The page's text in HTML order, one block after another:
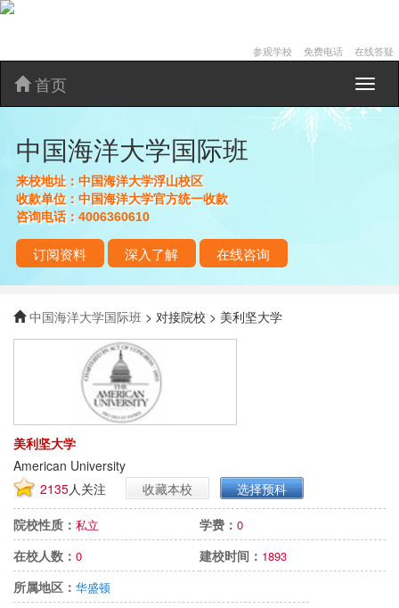
在线答疑
免费电话
参观学校
中
国
首页
中国海洋大学国际班
来校地址： 中国海洋大学浮山校区
收款单位： 中国海洋大学官方统一收款
咨询电话： 4006360610
订阅资料 深入了解 在线咨询
中国海洋大学国际班 > 对接院校 > 美利坚大学
美利坚大学
American University
2135人关注 收藏本校
选择预科
院校性质： 私立 学费： 0
在校人数： 0 建校时间： 1893
所属地区： 华盛顿